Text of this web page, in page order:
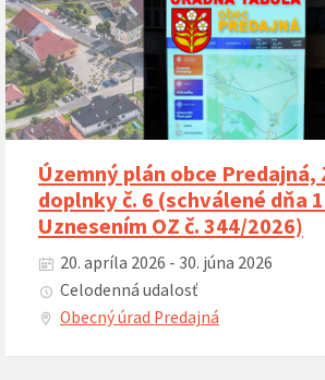
Územný plán obce Predajná,
doplnky č. 6 (schválené dňa
Uznesením OZ č. 344/2026)
20. apríla 2026 - 30. júna 2026
Celodenná udalosť
Obecný úrad Predajná